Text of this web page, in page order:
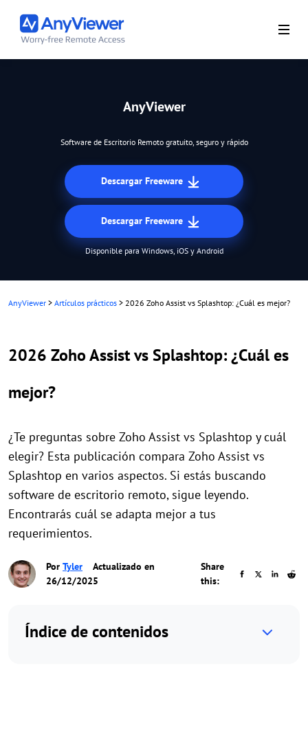
AnyViewer
Software de Escritorio Remoto gratuito, seguro y rápido
Descargar Freeware
Descargar Freeware
Disponible para Windows, iOS y Android
AnyViewer > Artículos prácticos > 2026 Zoho Assist vs Splashtop: ¿Cuál es mejor?
2026 Zoho Assist vs Splashtop: ¿Cuál es
mejor?
¿Te preguntas sobre Zoho Assist vs Splashtop y cuál
elegir? Esta publicación compara Zoho Assist vs
Splashtop en varios aspectos. Si estás buscando
software de escritorio remoto, sigue leyendo.
Encontrarás cuál se adapta mejor a tus
requerimientos.
Por Tyler
Actualizado en
26/12/2025
Share
this:
Índice de contenidos